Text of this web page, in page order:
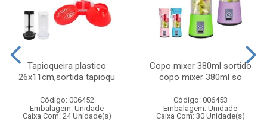
Tapioqueira plastico
26x11cm,sortida tapioqu
Código: 006452
Embalagem: Unidade
Caixa Com: 24 Unidade(s)
Copo mixer 380ml sortido
copo mixer 380ml so
Código: 006453
Embalagem: Unidade
Caixa Com: 30 Unidade(s)